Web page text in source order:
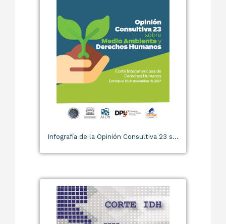
Infografía de la Opinión Consultiva 23 s...